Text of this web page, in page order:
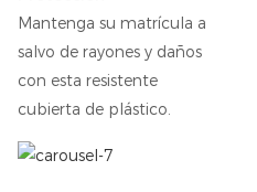
Mantenga su matrícula a
salvo de rayones y daños
con esta resistente
cubierta de plástico.